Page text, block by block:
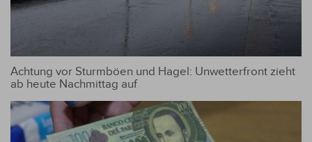
Achtung vor Sturmböen und Hagel: Unwetterfront zieht
ab heute Nachmittag auf